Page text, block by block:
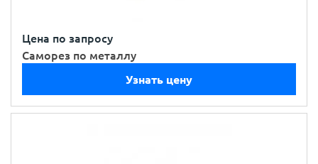
Цена по запросу
Саморез по металлу
Узнать цену